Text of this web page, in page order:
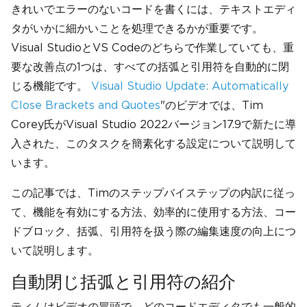
きれいでエラーのないコードを書くには、テキストエディ
タがいかに細かいことを処理できるかが重要です。
Visual StudioとVS Codeのどちらで作業していても、重
要な改善点の1つは、すべての括弧と引用符を自動的に閉
じる機能です。 Visual Studio Update: Automatically
Close Brackets and Quotes"のビデオでは、Tim
Corey氏がVisual Studio 2022バージョン17.9で新たに導
入された、このタスクを簡素化する設定について説明して
います。
この記事では、Timのステップバイステップの内訳に従っ
て、機能を有効にする方法、効率的に使用する方法、コー
ドブロック、括弧、引用符を扱う際の編集速度の向上につ
いて説明します。
自動閉じ括弧と引用符の紹介